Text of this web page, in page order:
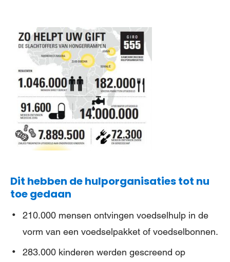
Dit hebben de hulporganisaties tot nu
toe gedaan
210.000 mensen ontvingen voedselhulp in de
vorm van een voedselpakket of voedselbonnen.
283.000 kinderen werden gescreend op